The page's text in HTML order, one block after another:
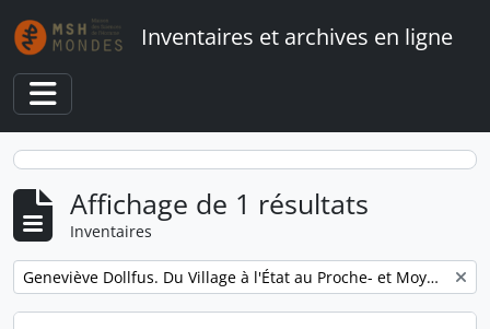
Skip to main content
Inventaires et archives en ligne
Toggle navigation
Affichage de 1 résultats
Inventaires
Remove filter: Geneviève Dollfus. Du Village à l'État au Proche- et Moyen-Orient